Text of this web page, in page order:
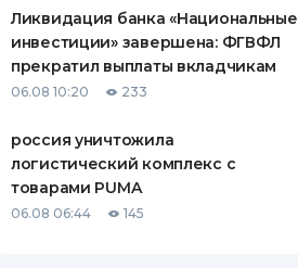
ДОСТАВКА И ОПЛАТА
КОНТАКТЫ
Ликвидация банка «Национальные
инвестиции» завершена: ФГВФЛ
прекратил выплаты вкладчикам
06.08 10:20 233
россия уничтожила
логистический комплекс с
товарами PUMA
06.08 06:44 145